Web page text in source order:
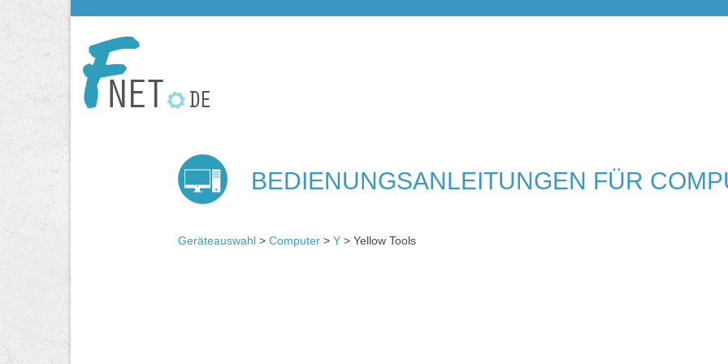
BEDIENUNGSANLEITUNGEN FÜR
Geräteauswahl > Computer > Y > Yellow Tools